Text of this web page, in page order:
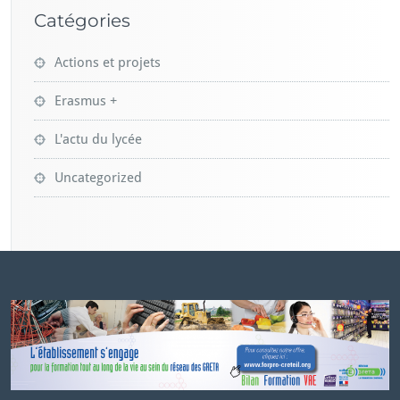
Catégories
Actions et projets
Erasmus +
L'actu du lycée
Uncategorized